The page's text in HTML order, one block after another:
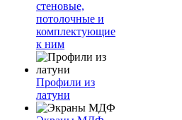
стеновые,
потолочные и
комплектующие
к ним
Профили из
латуни